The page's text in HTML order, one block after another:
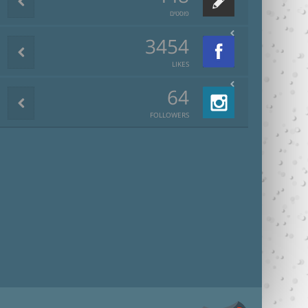
פוסטים
3454
LIKES
64
FOLLOWERS